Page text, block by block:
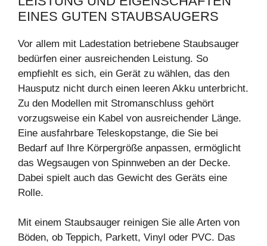
EINES GUTEN STAUBSAUGERS
Vor allem mit Ladestation betriebene Staubsauger
bedürfen einer ausreichenden Leistung. So
empfiehlt es sich, ein Gerät zu wählen, das den
Hausputz nicht durch einen leeren Akku unterbricht.
Zu den Modellen mit Stromanschluss gehört
vorzugsweise ein Kabel von ausreichender Länge.
Eine ausfahrbare Teleskopstange, die Sie bei
Bedarf auf Ihre Körpergröße anpassen, ermöglicht
das Wegsaugen von Spinnweben an der Decke.
Dabei spielt auch das Gewicht des Geräts eine
Rolle.
Mit einem Staubsauger reinigen Sie alle Arten von
Böden, ob Teppich, Parkett, Vinyl oder PVC. Das